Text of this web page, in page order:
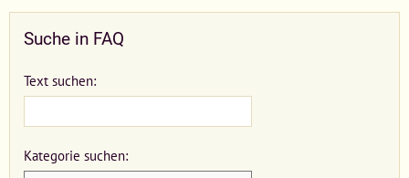
Suche in FAQ
Text suchen:
Kategorie suchen: